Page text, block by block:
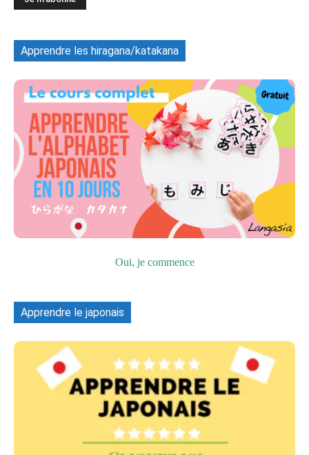
Apprendre les hiragana/katakana
Oui, je commence
Apprendre le japonais